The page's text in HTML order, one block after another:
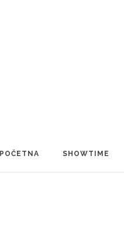
POČETNA SHOWTIME